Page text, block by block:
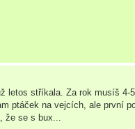
letos stříkala. Za rok musíš
ptáček na vejcích, ale první
že se s bux...